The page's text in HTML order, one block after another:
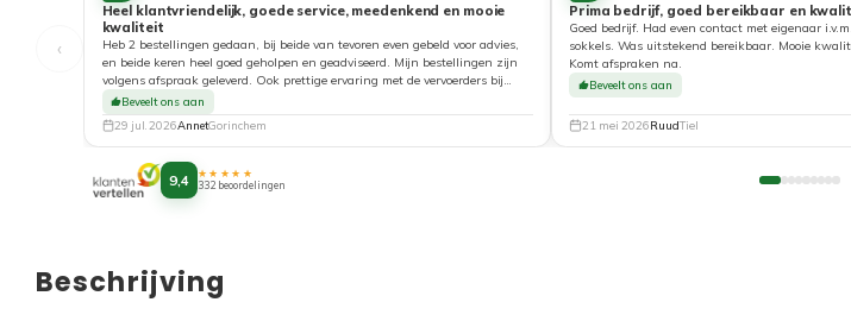
‹
Heel klantvriendelijk, goede service, meedenkend en mooie
kwaliteit
Heb 2 bestellingen gedaan, bij beide van tevoren even gebeld voor advies,
en beide keren heel goed geholpen en geadviseerd. Mijn bestellingen zijn
volgens afspraak geleverd. Ook prettige ervaring met de vervoerders bij
aflevering. Top!
Beveelt ons aan
29 jul. 2026AnnetGorinchem
Prima bedrijf, goed bereikbaar en
Goed bedrijf. Had even contact met eigenaar
sokkels. Was uitstekend bereikbaar. Mooie
Komt afspraken na.
Beveelt ons aan
21 mei 2026RuudTiel
9,4 ★★★★★
332 beoordelingen
Beschrijving